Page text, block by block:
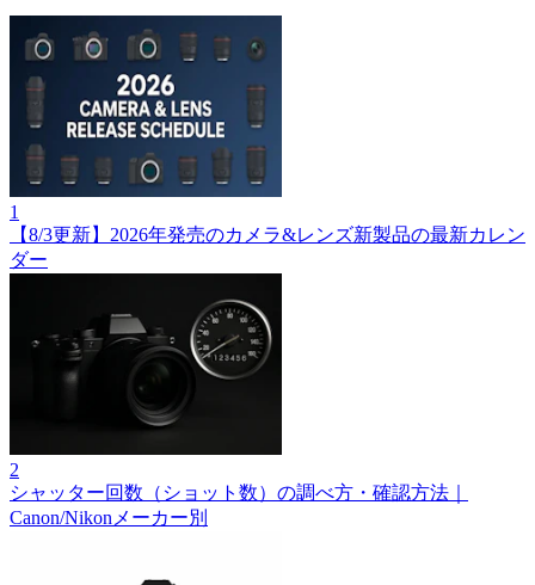
1
【8/3更新】2026年発売のカメラ&レンズ新製品の最新カレン
ダー
2
シャッター回数（ショット数）の調べ方・確認方法｜
Canon/Nikonメーカー別